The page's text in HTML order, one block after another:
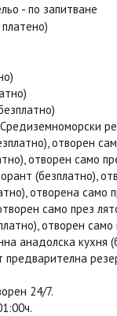
- по запитване
отворен
отворен само
(безплатно),
отворена само
само през
отворен
анадолска кухня
предварителна
24/7.